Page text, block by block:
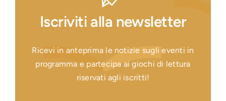
Iscriviti alla newsletter
Ricevi in anteprima le notizie sugli eventi in
programma e partecipa ai giochi di lettura
riservati agli iscritti!